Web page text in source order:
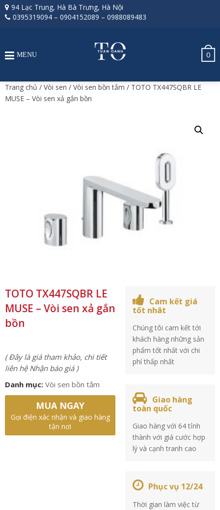
94 Lạc Trung, Hà Bà Trưng, Hà Nội
0395319094 – 0904152089 – 0988089483
0
MENU
Trang chủ / Vòi sen / Vòi sen bồn tắm / TOTO TX447SQBR LE
MUSE – Vòi sen xả gắn bồn
TOTO TX447SQBR LE
MUSE – Vòi sen xả gắn
bồn
( Đây là giá tham khảo, chi tiết
liên hệ Nhận báo giá )
Danh mục: Vòi sen bồn tắm
MUA NGAY
Gọi điện xác nhận và giao hàng
tận nơi
Cam kết giá
tốt nhât
Chúng tôi cam kết tới
khách hàng những sản
phẩm tốt nhất với chi
phí thấp nhất
Giao hàng
toàn quốc
Giao hàng với 64 tỉnh
thành với giá cước hợp
lý và cạnh tranh cao
Phục vụ 12/24
Thời gian làm việc từ